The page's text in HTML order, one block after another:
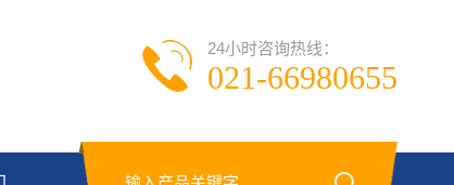
24小时咨询热线：
021-66980655